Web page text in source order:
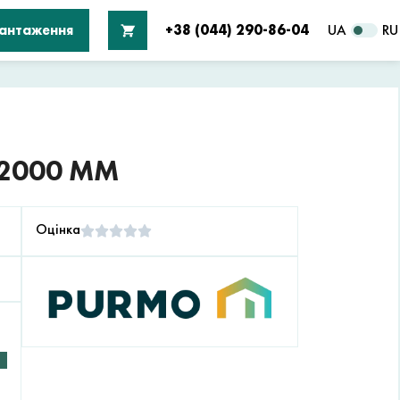
+38 (044) 290-86-04 UA RU
2000 ММ
Оцінка